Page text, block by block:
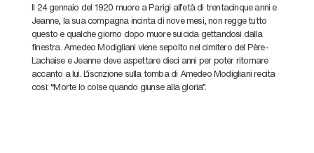
Il 24 gennaio del 1920 muore a Parigi all’età di trentacinque anni e
Jeanne, la sua compagna incinta di nove mesi, non regge tutto
questo e qualche giorno dopo muore suicida gettandosi dalla
finestra. Amedeo Modigliani viene sepolto nel cimitero del Père-
Lachaise e Jeanne deve aspettare dieci anni per poter ritornare
accanto a lui. L’iscrizione sulla tomba di Amedeo Modigliani recita
così: “Morte lo colse quando giunse alla gloria”.